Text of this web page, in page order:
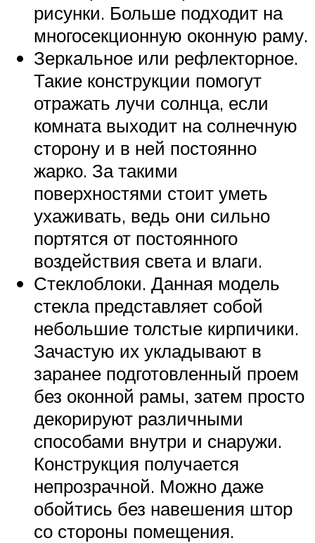
рисунки. Больше подходит на
многосекционную оконную раму.
Зеркальное или рефлекторное.
Такие конструкции помогут
отражать лучи солнца, если
комната выходит на солнечную
сторону и в ней постоянно
жарко. За такими
поверхностями стоит уметь
ухаживать, ведь они сильно
портятся от постоянного
воздействия света и влаги.
Стеклоблоки. Данная модель
стекла представляет собой
небольшие толстые кирпичики.
Зачастую их укладывают в
заранее подготовленный проем
без оконной рамы, затем просто
декорируют различными
способами внутри и снаружи.
Конструкция получается
непрозрачной. Можно даже
обойтись без навешения штор
со стороны помещения.